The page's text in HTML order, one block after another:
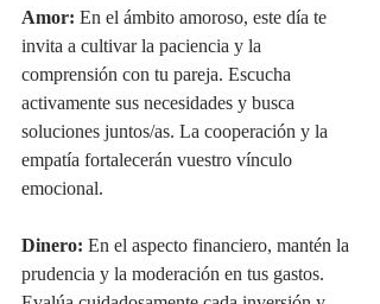
Amor: En el ámbito amoroso, este día te
invita a cultivar la paciencia y la
comprensión con tu pareja. Escucha
activamente sus necesidades y busca
soluciones juntos/as. La cooperación y la
empatía fortalecerán vuestro vínculo
emocional.
Dinero: En el aspecto financiero, mantén la
prudencia y la moderación en tus gastos.